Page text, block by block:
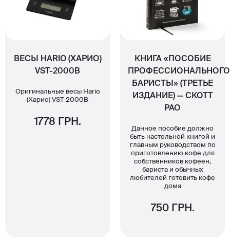
ВЕСЫ HARIO (ХАРИО)
VST-2000B
Оригинальные весы Hario
(Харио) VST-2000B
1778 ГРН.
КНИГА «ПОСОБИЕ
ПРОФЕССИОНАЛЬНОГО
БАРИСТЫ» (ТРЕТЬЕ
ИЗДАНИЕ) — СКОТТ
РАО
Данное пособие должно
быть настольной книгой и
главным руководством по
приготовлению кофе для
собственников кофеен,
бариста и обычных
любителей готовить кофе
дома
750 ГРН.